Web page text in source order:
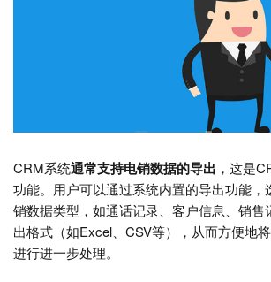
CRM系统通常支持电销数据的导出 ，这是
功能。用户可以通过系统内置的导出功能，
销数据类型，如通话记录、客户信息、销售
出格式（如Excel、CSV等），从而方便地
进行进一步处理。